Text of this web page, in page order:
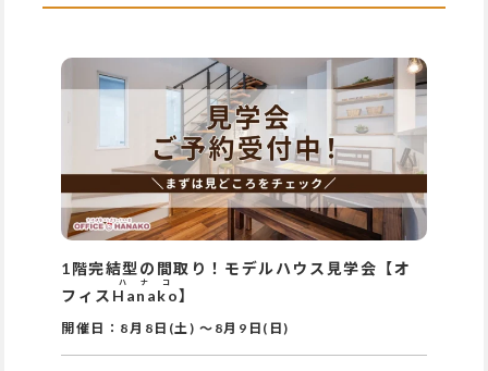
1階完結型の間取り！モデルハウス見学会【オ
フィス Hanako
ハナコ
】
開催日： 8月8日(土) ～ 8月9日(日)